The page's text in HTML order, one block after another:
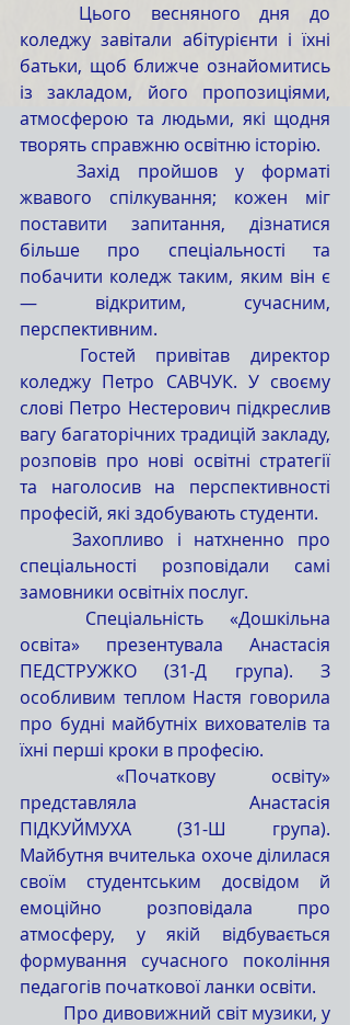
коледжу завітали абітурієнти і їхні
батьки, щоб ближче ознайомитись
із закладом, його пропозиціями,
атмосферою та людьми, які щодня
творять справжню освітню історію.
	Захід пройшов у форматі
жвавого спілкування; кожен міг
поставити запитання, дізнатися
більше про спеціальності та
побачити коледж таким, яким він є
— відкритим, сучасним,
перспективним.
коледжу Петро САВЧУК. У своєму
слові Петро Нестерович підкреслив
вагу багаторічних традицій закладу,
розповів про нові освітні стратегії
та наголосив на перспективності
професій, які здобувають студенти.
спеціальності розповідали самі
замовники освітніх послуг.
освіта» презентувала Анастасія
ПЕДСТРУЖКО (31-Д група). З
особливим теплом Настя говорила
про будні майбутніх вихователів та
їхні перші кроки в професію.
представляла Анастасія
ПІДКУЙМУХА (31-Ш група).
Майбутня вчителька охоче ділилася
своїм студентським досвідом й
емоційно розповідала про
атмосферу, у якій відбувається
формування сучасного покоління
педагогів початкової ланки освіти.